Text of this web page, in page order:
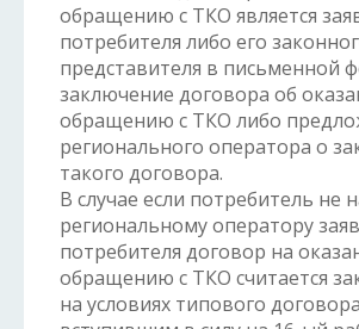
обращению с ТКО является
потребителя либо его
представителя в письменной
заключение договора об
обращению с ТКО либо
регионального оператора о
такого договора.
В случае если потребитель не
региональному оператору
потребителя договор на
обращению с ТКО считается
на условиях типового